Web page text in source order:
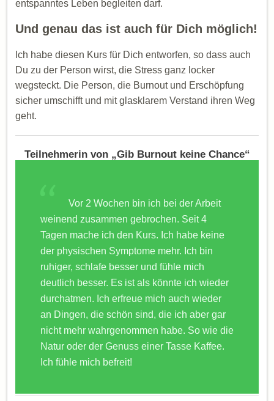
entspanntes Leben begleiten darf.
Und genau das ist auch für Dich möglich!
Ich habe diesen Kurs für Dich entworfen, so dass auch
Du zu der Person wirst, die Stress ganz locker
wegsteckt. Die Person, die Burnout und Erschöpfung
sicher umschifft und mit glasklarem Verstand ihren Weg
geht.
Teilnehmerin von „Gib Burnout keine Chance“
Vor 2 Wochen bin ich bei der Arbeit
weinend zusammen gebrochen. Seit 4
Tagen mache ich den Kurs. Ich habe keine
der physischen Symptome mehr. Ich bin
ruhiger, schlafe besser und fühle mich
deutlich besser. Es ist als könnte ich wieder
durchatmen. Ich erfreue mich auch wieder
an Dingen, die schön sind, die ich aber gar
nicht mehr wahrgenommen habe. So wie die
Natur oder der Genuss einer Tasse Kaffee.
Ich fühle mich befreit!